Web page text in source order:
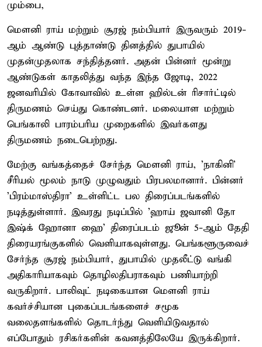
மும்பை,
மௌனி ராய் மற்றும் சூரஜ் நம்பியார் இருவரும் 2019-
ஆம் ஆண்டு புத்தாண்டு தினத்தில் துபாயில்
முதன்முதலாக சந்தித்தனர். அதன் பின்னர் மூன்று
ஆண்டுகள் காதலித்து வந்த இந்த ஜோடி, 2022
ஜனவரியில் கோவாவில் உள்ள ஹில்டன் ரிசார்ட்டில்
திருமணம் செய்து கொண்டனர். மலையாள மற்றும்
பெங்காலி பாரம்பரிய முறைகளில் இவர்களது
திருமணம் நடைபெற்றது.
மேற்கு வங்கத்தைச் சேர்ந்த மௌனி ராய், 'நாகினி'
சீரியல் மூலம் நாடு முழுவதும் பிரபலமானார். பின்னர்
'பிரம்மாஸ்திரா' உள்ளிட்ட பல திரைப்படங்களில்
நடித்துள்ளார். இவரது நடிப்பில் 'ஹாய் ஜவானி தோ
இஷ்க் ஹோனா ஹை' திரைப்படம் ஜூன் 5-ஆம் தேதி
திரையரங்குகளில் வெளியாகவுள்ளது. பெங்களூருவைச்
சேர்ந்த சூரஜ் நம்பியார், துபாயில் முதலீட்டு வங்கி
அதிகாரியாகவும் தொழிலதிபராகவும் பணியாற்றி
வருகிறார். பாலிவுட் நடிகையான மௌனி ராய்
கவர்ச்சியான புகைப்படங்களைச் சமூக
வலைதளங்களில் தொடர்ந்து வெளியிடுவதால்
எப்போதும் ரசிகர்களின் கவனத்திலேயே இருக்கிறார்.